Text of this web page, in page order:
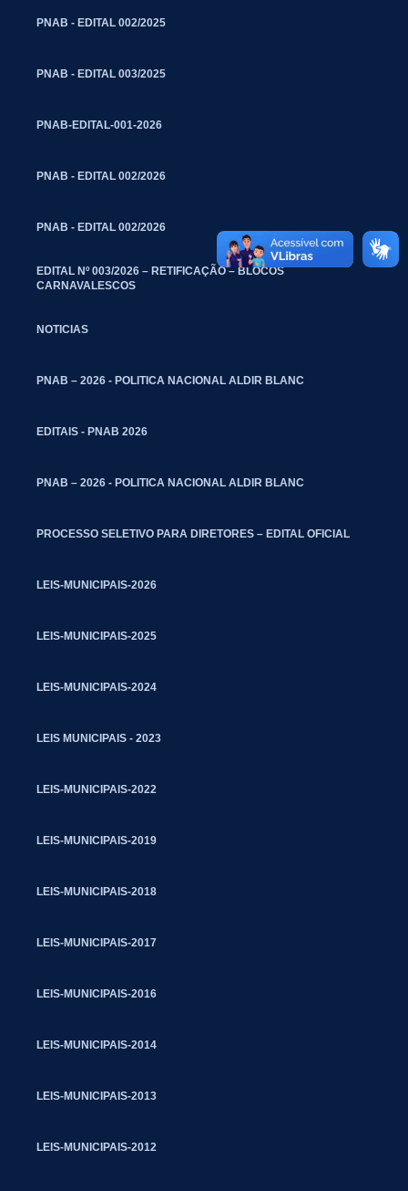
PNAB - EDITAL 002/2025
PNAB - EDITAL 003/2025
PNAB-EDITAL-001-2026
PNAB - EDITAL 002/2026
PNAB - EDITAL 002/2026
EDITAL Nº 003/2026 – RETIFICAÇÃO – BLOCOS
CARNAVALESCOS
NOTICIAS
PNAB – 2026 - POLITICA NACIONAL ALDIR BLANC
EDITAIS - PNAB 2026
PNAB – 2026 - POLITICA NACIONAL ALDIR BLANC
PROCESSO SELETIVO PARA DIRETORES – EDITAL OFICIAL
LEIS-MUNICIPAIS-2026
LEIS-MUNICIPAIS-2025
LEIS-MUNICIPAIS-2024
LEIS MUNICIPAIS - 2023
LEIS-MUNICIPAIS-2022
LEIS-MUNICIPAIS-2019
LEIS-MUNICIPAIS-2018
LEIS-MUNICIPAIS-2017
LEIS-MUNICIPAIS-2016
LEIS-MUNICIPAIS-2014
LEIS-MUNICIPAIS-2013
LEIS-MUNICIPAIS-2012